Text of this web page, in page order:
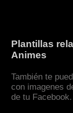
Plantillas
Animes
También te
con imagenes
de tu Facebook.